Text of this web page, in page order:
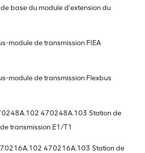
base du module d'extension du
module de transmission FIEA
module de transmission Flexbus
470248A.103 Station de
transmission E1/T1
470216A.103 Station de